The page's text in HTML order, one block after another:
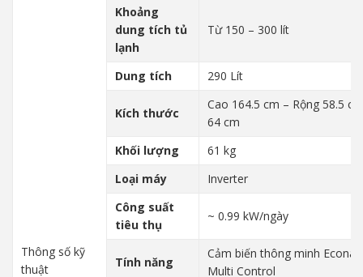
Thông số kỹ
thuật
Khoảng
dung tích tủ
lạnh
Từ 150 – 300 lít
Dung tích 290 Lít
Kích thước
Cao 164.5 cm – Rộng 58.5
64 cm
Khối lượng
61 kg
Loại máy
Inverter
Công suất
tiêu thụ
~ 0.99 kW/ngày
Tính năng
Cảm biến thông minh
Multi Control